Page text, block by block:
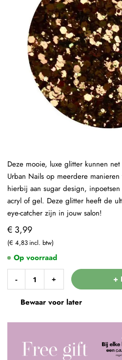
€ 3,99
€ 4,83
- + +
Bewaar voor later
Op voorraad
Deze mooie, luxe glitter kunnen
Urban Nails op meerdere
hierbij aan sugar design,
acryl of gel. Deze glitter heeft de
eye-catcher zijn in jouw salon!